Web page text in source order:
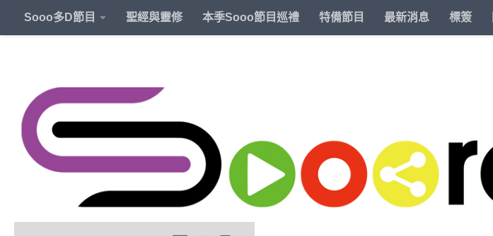
Sooo多D節目 聖經與靈修 本季Sooo節目巡禮 特備節目 最新消息 標簽